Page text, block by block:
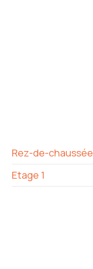
Rez-de-chaussée
salon/sejour
Etage 1